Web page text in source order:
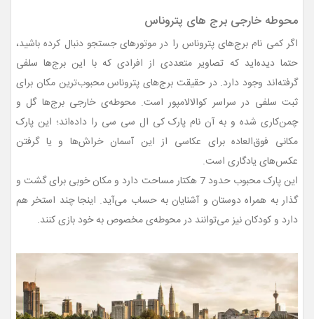
محوطه‌ خارجی برج های پتروناس
اگر کمی نام برج‌های پتروناس را در موتورهای جستجو دنبال کرده باشید،
حتما دیده‌اید که تصاویر متعددی از افرادی که با این برج‌ها سلفی
گرفته‌اند وجود دارد. در حقیقت برج‌های پتروناس محبوب‌ترین مکان برای
ثبت سلفی در سراسر کوالالامپور است. محوطه‌ی خارجی برج‌ها گل و
چمن‌کاری شده و به آن نام پارک کی ال سی سی را داده‌اند؛ این پارک
مکانی فوق‌العاده برای عکاسی از این آسمان خراش‌ها و یا گرفتن
عکس‌های یادگاری است.
این پارک محبوب حدود 7 هکتار مساحت دارد و مکان خوبی برای گشت و
گذار به همراه دوستان و آشنایان به حساب می‌آید. اینجا چند استخر هم
دارد و کودکان نیز می‌توانند در محوطه‌ی مخصوص به خود بازی کنند.